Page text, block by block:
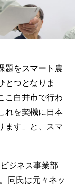
題をスマート農
とつとなりま
こ白井市で行わ
れを契機に日本
ます」と、スマ
ビジネス事業部
同氏は元々ネッ